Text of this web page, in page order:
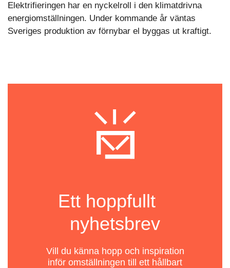
Elektrifieringen har en nyckelroll i den klimatdrivna
energiomställningen. Under kommande år väntas
Sveriges produktion av förnybar el byggas ut kraftigt.
Ett hoppfullt
nyhetsbrev
Vill du känna hopp och inspiration
inför omställningen till ett hållbart